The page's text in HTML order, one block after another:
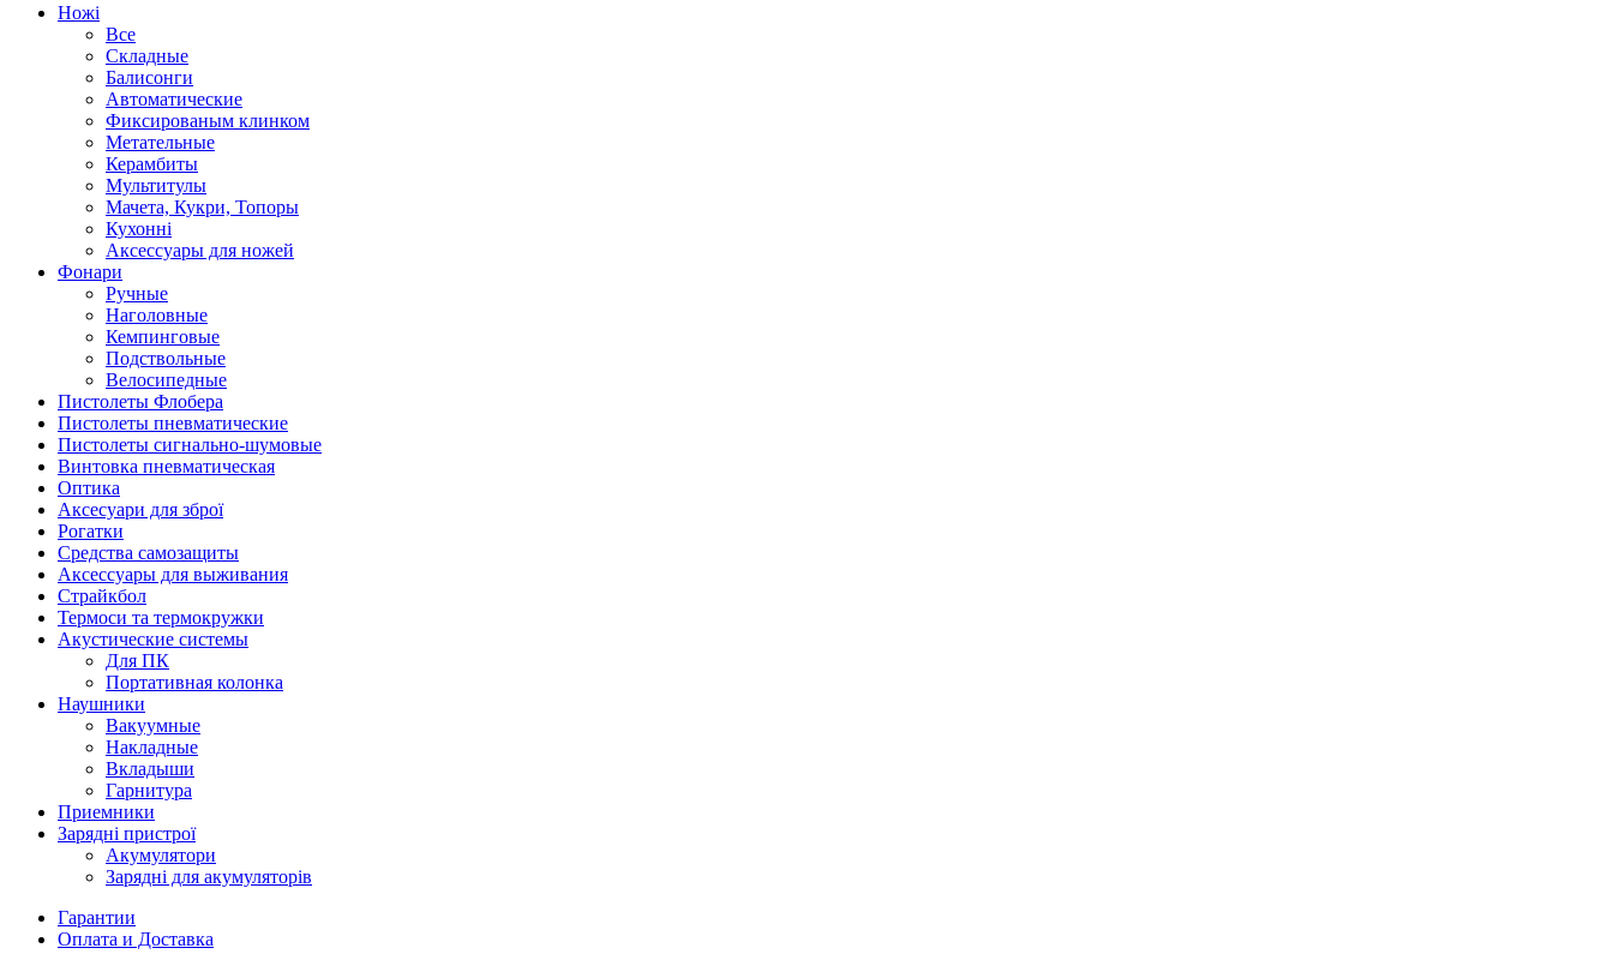
Ножі
Все
Складные
Балисонги
Автоматические
Фиксированым клинком
Метательные
Керамбиты
Мультитулы
Мачета, Кукри, Топоры
Кухонні
Аксессуары для ножей
Фонари
Ручные
Наголовные
Кемпинговые
Подствольные
Велосипедные
Пистолеты Флобера
Пистолеты пневматические
Пистолеты сигнально-шумовые
Винтовка пневматическая
Оптика
Аксесуари для зброї
Рогатки
Средства самозащиты
Аксессуары для выживания
Страйкбол
Термоси та термокружки
Акустические системы
Для ПК
Портативная колонка
Наушники
Вакуумные
Накладные
Вкладыши
Гарнитура
Приемники
Зарядні пристрої
Акумулятори
Зарядні для акумуляторів
Гарантии
Оплата и Доставка